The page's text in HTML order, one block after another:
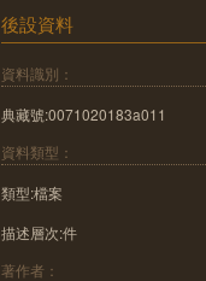
後設資料
資料識別：
典藏號:0071020183a011
資料類型：
類型:檔案
描述層次:件
著作者：